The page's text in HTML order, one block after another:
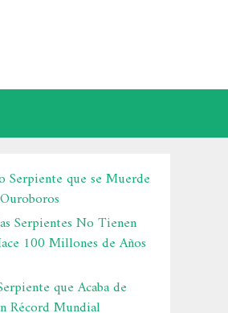
Serpiente que se Muerde
Serpientes No Tienen
100 Millones de Años
que Acaba de
Récord Mundial